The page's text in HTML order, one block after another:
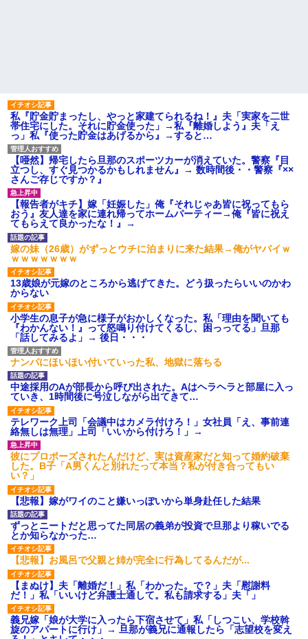
【復讐】 絶対に「植えてはい
けない植物」を小学校に植えた
→20年経って見に行くと…
「！？」衝撃の光景が・・・
ハードオフに売っていた4万
4000円のフィギュアがヤバすぎ
るｗｗｗｗｗｗ「こんな高い
の？ｗｗ」「逆に超安い」
私「ちょっと、人の家の金庫
触らないでよ！」キチママ『そ
こに金庫があったから、開けて
みようとしただけ☆』義兄「泥
は出てけ！二度と来るな！」結
果・・・
私「初めて飲む味だけどなん
のお茶？」彼「ちっ！」私「」
【GIF】JSのカンチョーワロ
タ
後続車にクラクションを鳴ら
され彼氏が逆切れ。「何クラク
ション鳴らしてんだ！降りてこ
いよ！」と怒鳴りだし...
【衝撃】報酬100万円超の治験
募集がこちらｗｗｗｗｗ(※画像
あり)
【ネット騒然】惨殺されたタ
ワマン頂き女子のこの動画、す
げえええええｗｗｗｗｗｗｗｗ
ｗｗｗ
【愕然】白のクラウン俺氏、
高速道路左車線を制限速度で走
った結果wwwwwwwwwwww
百年の恋12-899 食べた量を
張り合ってくる
【悲報】佐藤輝明・・・２軍
でも盛大にやらかす←あまり悲
しませないでくれ
母が兄一家にお米を送って
る。それを兄嫁がご近所さんに
売ってた。私「お母さんい
る」私「？配達？」姪「それ言
っちゃダメなんだよ！」ガチャ
私『貯金貯まったし、やっと家建てられるね！』夫「実家を二世
帯住宅にした。それに貯金使った」→私『離婚しよう』夫「え
っ」私『使った貯金はあげるから』→すると…
【唖然】帰宅したら旦那のスポーツカーが消えていた。警察『目
立つし、すぐ見つかるかもしれません』→ 数時間後・・警察『××
さんご存じですか？』
【報告者がキチ】嫁「妊娠した」俺『それじゃあ皆に祝ってもら
おう』友人達を家に連れ帰ってホームパーティー→俺『皆に祝え
てもらえて良かったな！』→
嫁の妹（26歳）がずっとウチに泊まりに来た結果→俺がヤバイｗ
ｗｗｗｗｗｗｗ
13歳娘が元嫁のところから逃げてきた。どう扱ったらいいのかわ
からない
小学生の息子が急に様子がおかしくなった。私「理由を聞いても
『わかんない！』って怒鳴り付けてくるし、困っってる」旦那
「話してみるよ」→ 後日・・・
ナンパにほいほい付いていった私、地獄に落ちる
中途採用のAが部長から呼び出された。Aはヘラヘラと部屋に入っ
ていき、1時間後に号泣しながら出てきて…
テレワーク上司「会議中はカメラ付けろ！」女社員「え、事前連
絡無しは無理」上司「いいから付けろ！」→
彼にプロポーズされたんだけど、実は資産家だと知って婚約破棄
した。B子「A男くんと別れたって本当？私が付き合ってもい
い？」
【悲報】嫁がワイのこと嫌いっぽいから単身赴任した結果
ずっとニートだと思ってた同居の義弟が投資で旦那より稼いでる
とか知らなかった…
【悲報】お風呂で父親と姉が完全に行為してるんだが...
【まぬけ】夫「離婚だ！」私「わかった。で？」夫「慰謝料
だ！」私「いいけど弁護士通して。私も請求する」夫「」
義兄嫁「娘が大学に入ったら下宿させて」私「しつこい、学校斡
旋のアパートに行け」→ 旦那が義兄に通報したら「志望校を変え